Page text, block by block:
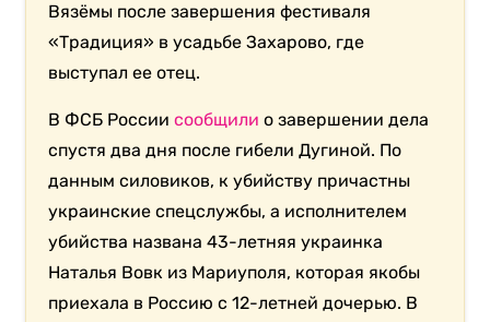
Вязёмы после завершения фестиваля
«Традиция» в усадьбе Захарово, где
выступал ее отец.
В ФСБ Россиисообщили о завершении дела
спустя два дня после гибели Дугиной. По
данным силовиков, к убийству причастны
украинские спецслужбы, а исполнителем
убийства названа 43-летняя украинка
Наталья Вовк из Мариуполя, которая якобы
приехала в Россию с 12-летней дочерью. В